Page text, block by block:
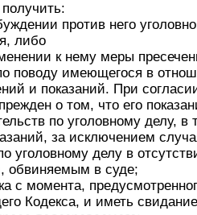
против него
либо
к нему меры
поводу имеющегося в
и показаний. При
о том, что его
по уголовному делу, в
за исключением
уголовному делу в
обвиняемым в суде;
с момента,
Кодекса, и иметь